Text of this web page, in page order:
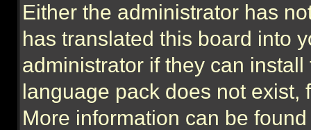
Either the administrator has
has translated this board into
administrator if they can
language pack does not exist,
More information can be